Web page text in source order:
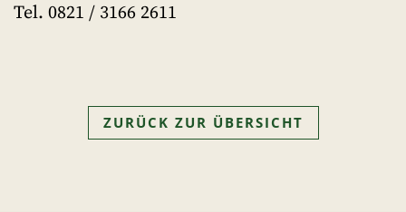
Tel. 0821 / 3166 2611
ZURÜCK ZUR ÜBERSICHT